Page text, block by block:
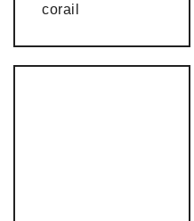
corail